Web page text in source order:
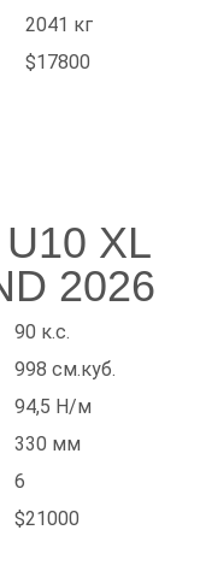
2041 кг
$17800
XL
2026
90 к.с.
998 см.куб.
94,5 Н/м
330 мм
6
$21000